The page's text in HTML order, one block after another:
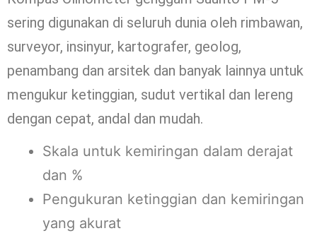
sering digunakan di seluruh dunia oleh rimbawan,
surveyor, insinyur, kartografer, geolog,
penambang dan arsitek dan banyak lainnya untuk
mengukur ketinggian, sudut vertikal dan lereng
dengan cepat, andal dan mudah.
Skala untuk kemiringan dalam derajat
dan %
Pengukuran ketinggian dan kemiringan
yang akurat